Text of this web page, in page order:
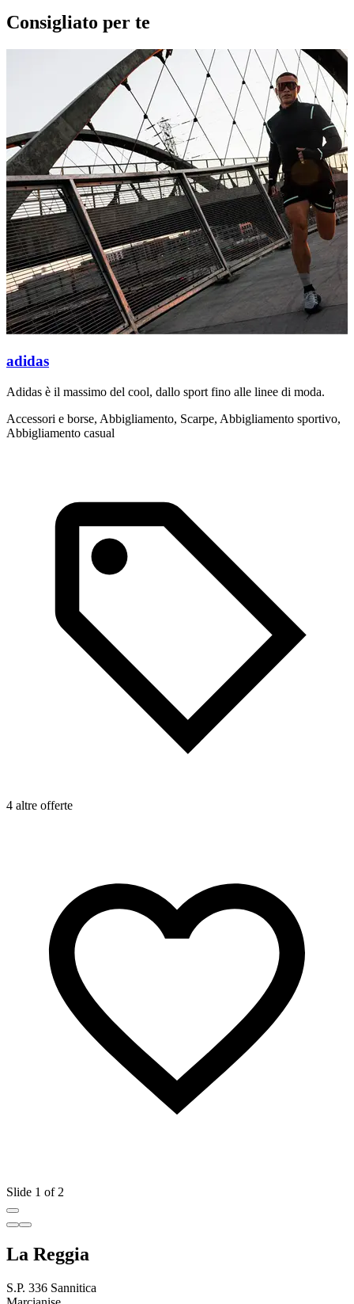
Consigliato per te
adidas
Adidas è il massimo del cool, dallo sport fino alle linee di moda.
Accessori e borse, Abbigliamento, Scarpe, Abbigliamento sportivo,
Abbigliamento casual
4 altre offerte
Slide 1 of 2
La Reggia
S.P. 336 Sannitica